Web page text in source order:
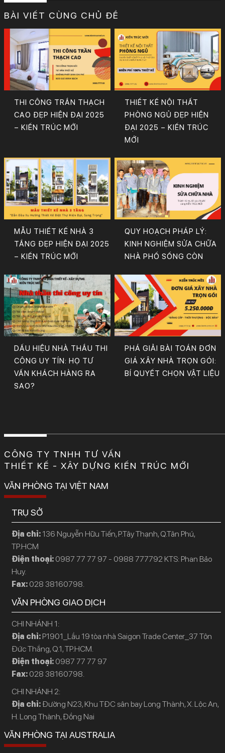
BÀI VIẾT CÙNG CHỦ ĐỀ
THI CÔNG TRẦN THẠCH
CAO ĐẸP HIỆN ĐẠI 2025
– KIẾN TRÚC MỚI
THIẾT KẾ NỘI THẤT
PHÒNG NGỦ ĐẸP HIỆN
ĐẠI 2025 – KIẾN TRÚC
MỚI
MẪU THIẾT KẾ NHÀ 3
TẦNG ĐẸP HIỆN ĐẠI 2025
– KIẾN TRÚC MỚI
QUY HOẠCH PHÁP LÝ:
KINH NGHIỆM SỬA CHỮA
NHÀ PHỐ SỐNG CÒN
DẤU HIỆU NHÀ THẦU THI
CÔNG UY TÍN: HỌ TƯ
VẤN KHÁCH HÀNG RA
SAO?
PHÁ GIẢI BÀI TOÁN ĐƠN
GIÁ XÂY NHÀ TRỌN GÓI:
BÍ QUYẾT CHỌN VẬT LIỆU
CÔNG TY TNHH TƯ VẤN
THIẾT KẾ - XÂY DỰNG KIẾN TRÚC MỚI
VĂN PHÒNG TẠI VIỆT NAM
TRỤ SỞ
Địa chỉ: 136 Nguyễn Hữu Tiến, P.Tây Thạnh, Q.Tân Phú,
TP.HCM
Điện thoại: 0987 77 77 97 - 0988 777792 KTS: Phan Bảo
Huy.
Fax: 028 38160798.
VĂN PHÒNG GIAO DỊCH
CHI NHÁNH 1:
Địa chỉ: P1901_Lầu 19 tòa nhà Saigon Trade Center_37 Tôn
Đức Thắng, Q.1, TP.HCM.
Điện thoại: 0987 77 77 97
Fax: 028 38160798.
CHI NHÁNH 2:
Địa chỉ:Đường N23, Khu TĐC sân bay Long Thành, X. Lộc An,
H. Long Thành, Đồng Nai
VĂN PHÒNG TẠI AUSTRALIA